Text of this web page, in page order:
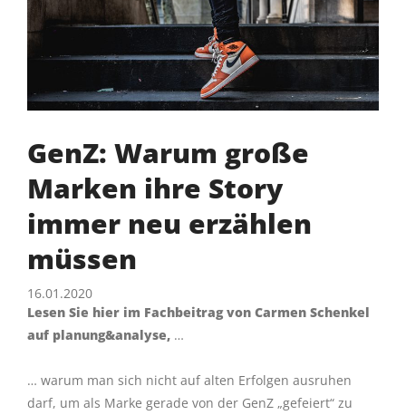
GenZ: Warum große
Marken ihre Story
immer neu erzählen
müssen
16.01.2020
Lesen Sie hier im Fachbeitrag von Carmen Schenkel
auf planung&analyse, …
… warum man sich nicht auf alten Erfolgen ausruhen
darf, um als Marke gerade von der GenZ „gefeiert“ zu